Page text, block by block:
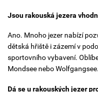
Jsou rakouská jezera
Ano. Mnoho jezer nabízí
dětská hřiště i zázemí v
sportovního vybavení.
Mondsee nebo Wolfgangsee.
Dá se u rakouských jezer